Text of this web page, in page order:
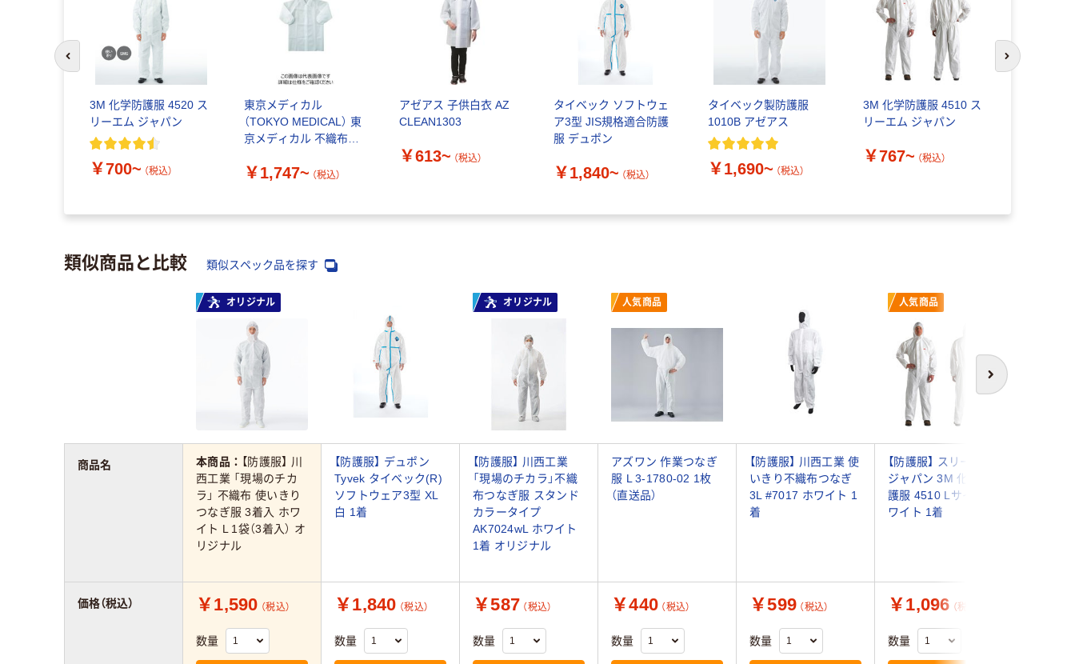
3M 化学防護服 4520 ス
リーエム ジャパン
￥700~ （税込）
東京メディカル
（TOKYO MEDICAL） 東
京メディカル 不織布製
￥1,747~ （税込）
アゼアス 子供白衣 AZ
CLEAN1303
￥613~ （税込）
タイベック ソフトウェ
ア3型 JIS規格適合防護
服 デュポン
￥1,840~ （税込）
タイベック製防護服
1010B アゼアス
￥1,690~ （税込）
3M 化学防護服 4510 ス
リーエム ジャパン
￥767~ （税込）
前のスライドへ 次のスライド
類似商品と比較 類似スペック品を探す
次へ
オリジナル オリジナル 人気商品 人気商品
本商品： 【防護服】 川
西工業 「現場のチカ
ラ」 不織布 使いきり
つなぎ服 3着入 ホワ
イト L 1袋（3着入） オ
リジナル
【防護服】 デュポン
Tyvek タイベック(R)
ソフトウェア3型 XL
白 1着
【防護服】 川西工業
「現場のチカラ」不織
布つなぎ服 スタンド
カラータイプ
AK7024wL ホワイト
1着 オリジナル
アズワン 作業つなぎ
服 L 3-1780-02 1枚
（直送品）
【防護服】 川西工業 使
いきり不織布つなぎ
3L #7017 ホワイト 1
着
【防護服】 スリーエム
ジャパン 3M 化学防
護服 4510 Lサイズ ホ
ワイト 1着
￥1,590 （税込）
数量
￥1,840 （税込）
数量
￥587 （税込）
数量
￥440 （税込）
数量
￥599 （税込）
数量
￥1,096 （税込）
数量
商品名
価格（税込）